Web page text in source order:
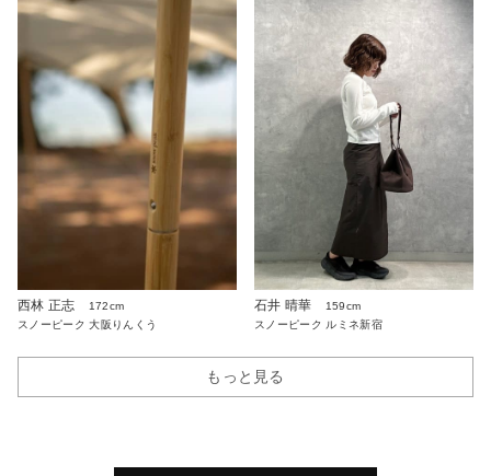
西林 正志
172cm
スノーピーク 大阪りんくう
石井 晴華
159cm
スノーピーク ルミネ新宿
もっと見る